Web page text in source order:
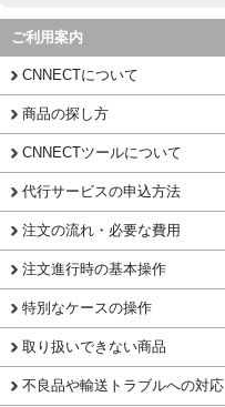
ご利用案内
CNNECTについて
商品の探し方
CNNECTツールについて
代行サービスの申込方法
注文の流れ・必要な費用
注文進行時の基本操作
特別なケースの操作
取り扱いできない商品
不良品や輸送トラブルへの対応